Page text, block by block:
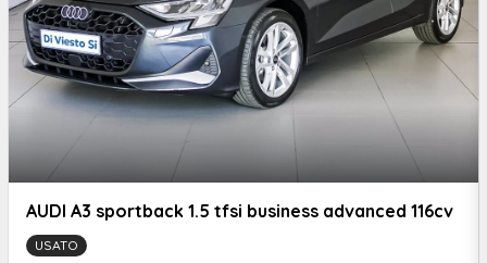
AUDI A3 sportback 1.5 tfsi business advanced 116cv
USATO